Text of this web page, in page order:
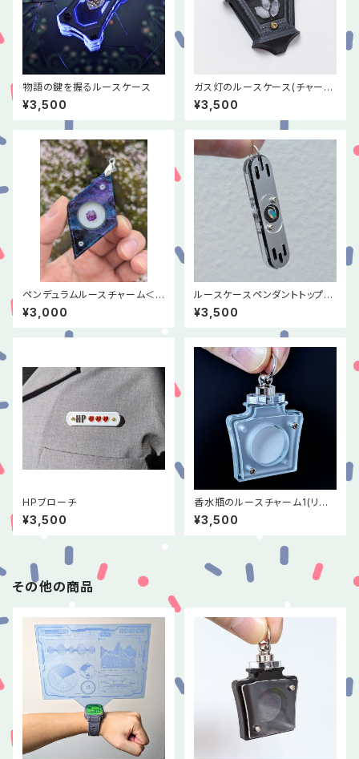
物語の鍵を握るルースケース
¥3,500
ガス灯のルースケース(チャーム
タイプ)
¥3,500
ペンデュラムルースチャーム＜
宇宙＞
¥3,000
ルースケースペンダントトップ＜
スティック＞
¥3,500
HPブローチ
¥3,500
香水瓶のルースチャーム1(リニ
ューアル版)クリア×シルバー
¥3,500
その他の商品